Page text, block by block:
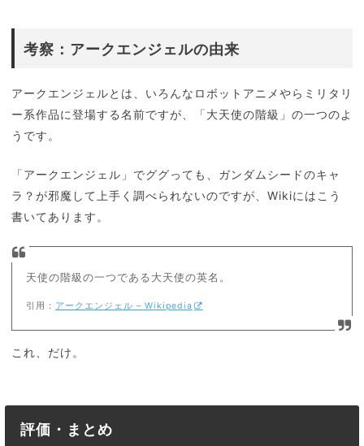
考察：アークエンジェルの由来
アークエンジェルとは、いろんなロボットアニメやらミリタリ
ー系作品に登場する名前ですが、「大天使の階級」の一つのよ
うです。
「アークエンジェル」でググっても、ガンダムシードのキャ
ラ？が邪魔して上手く調べられないのですが、Wikiにはこう
書いてあります。
天使の階級の一つである大天使の英名。
引用： アークエンジェル – Wikipedia
これ、だけ。
評価・まとめ